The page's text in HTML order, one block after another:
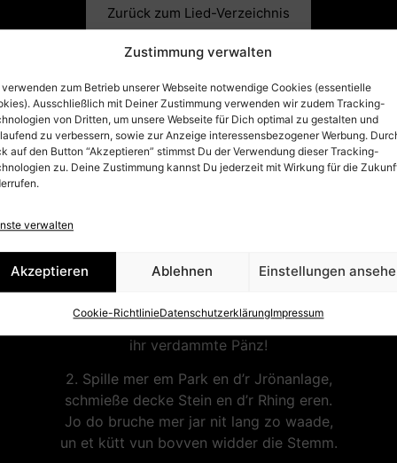
Zustimmung verwalten
verwenden zum Betrieb unserer Webseite notwendige Cookies (essentielle
Ausschließlich mit Deiner Zustimmung verwenden wir zudem Tracking-
von Dritten, um unsere Webseite für Dich optimal zu gestalten und
zu verbessern, sowie zur Anzeige interessensbezogener Werbung.
auf den Button “Akzeptieren” stimmst Du der Verwendung dieser Tracking-
zu. Deine Zustimmung kannst Du jederzeit mit Wirkung für die
verwalten
Akzeptieren Ablehnen Einstellungen
Cookie-RichtlinieDatenschutzerklärungImpressum
Zurück zum Lied-Verzeichnis
Musik: Neil Young
Text: Neil Young; Kölscher Spezialtext: Bläck Fööss
1. Spille mer em Hus oder och em Keller,
et es janz ejal, wie mer et mät.
nur Pänz Pänz Pänz!
ihr verdammte Pänz,
ihr verdammte Pänz!
2. Spille mer em Park en d’r Jrönanlage,
schmieße decke Stein en d’r Rhing eren.
Jo do bruche mer jar nit lang zo waade,
un et kütt vun bovven widder die Stemm.